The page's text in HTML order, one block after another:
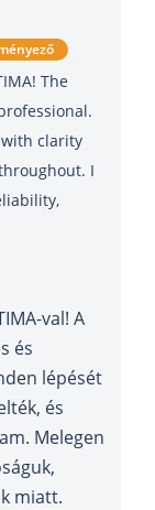
The
clarity
I
val! A
és
lépését
és
Melegen
miatt.